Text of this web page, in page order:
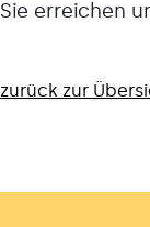
Sie erreichen
zurück zur